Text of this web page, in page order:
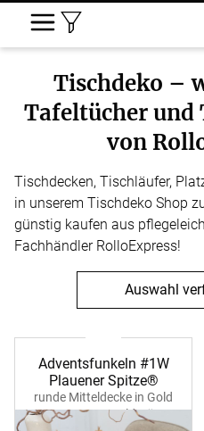
Tischdeko –
Tafeltücher und
von
Tischdecken, Tischläufer,
in unserem Tischdeko Shop
günstig kaufen aus
Fachhändler RolloExpress!
Auswahl
Adventsfunkeln #1W
Plauener Spitze®
runde Mitteldecke in Gold
39372 ecru-goldgrün